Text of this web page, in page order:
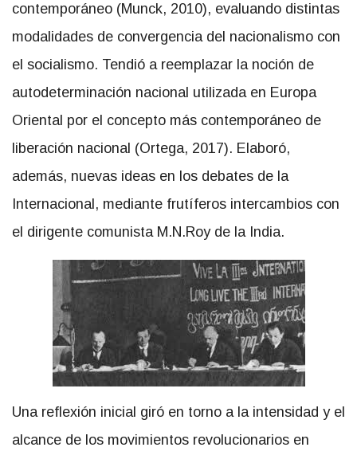
contemporáneo (Munck, 2010), evaluando distintas
modalidades de convergencia del nacionalismo con
el socialismo. Tendió a reemplazar la noción de
autodeterminación nacional utilizada en Europa
Oriental por el concepto más contemporáneo de
liberación nacional (Ortega, 2017). Elaboró,
además, nuevas ideas en los debates de la
Internacional, mediante frutíferos intercambios con
el dirigente comunista M.N.Roy de la India.
Una reflexión inicial giró en torno a la intensidad y el
alcance de los movimientos revolucionarios en